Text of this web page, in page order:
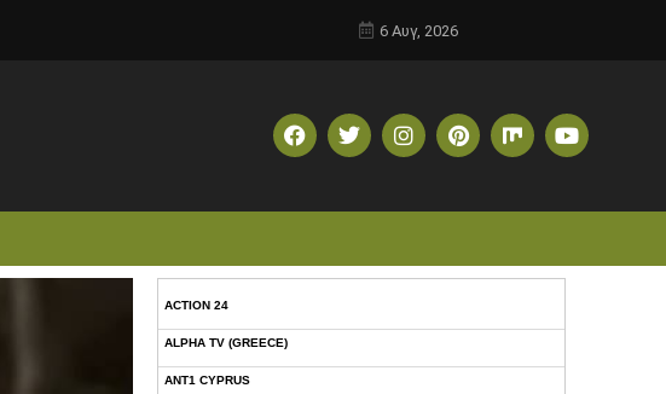
6 Αυγ, 2026
ACTION 24
ALPHA TV (GREECE)
ANT1 CYPRUS